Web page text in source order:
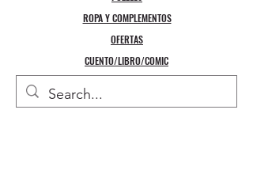
ROPA Y COMPLEMENTOS
OFERTAS
CUENTO/LIBRO/COMIC